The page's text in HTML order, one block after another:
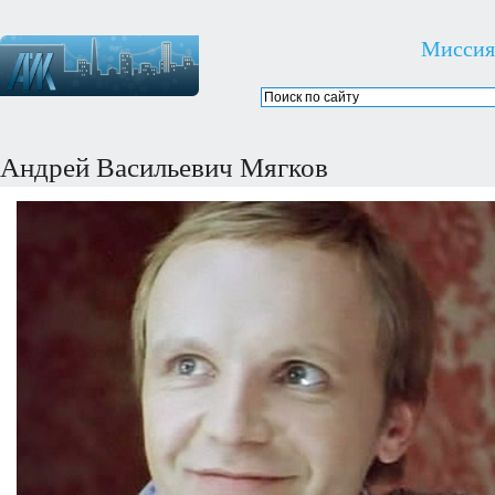
Миссия
Андрей Васильевич Мягков